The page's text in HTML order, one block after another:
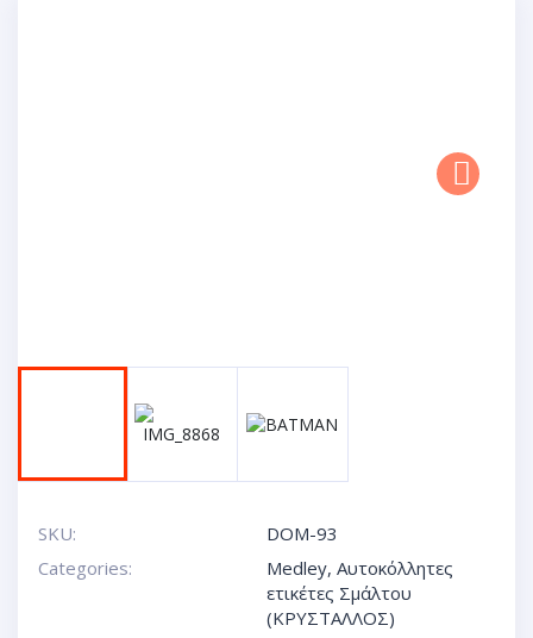
SKU:
DOM-93
Categories:
Medley, Αυτοκόλλητες
ετικέτες Σμάλτου
(ΚΡΥΣΤΑΛΛΟΣ)